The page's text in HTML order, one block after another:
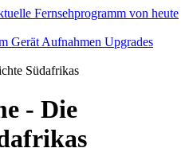
Gerät Aufnahmen Upgrades
- Die